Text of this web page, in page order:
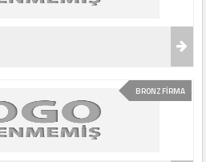
BRONZ FİRMA